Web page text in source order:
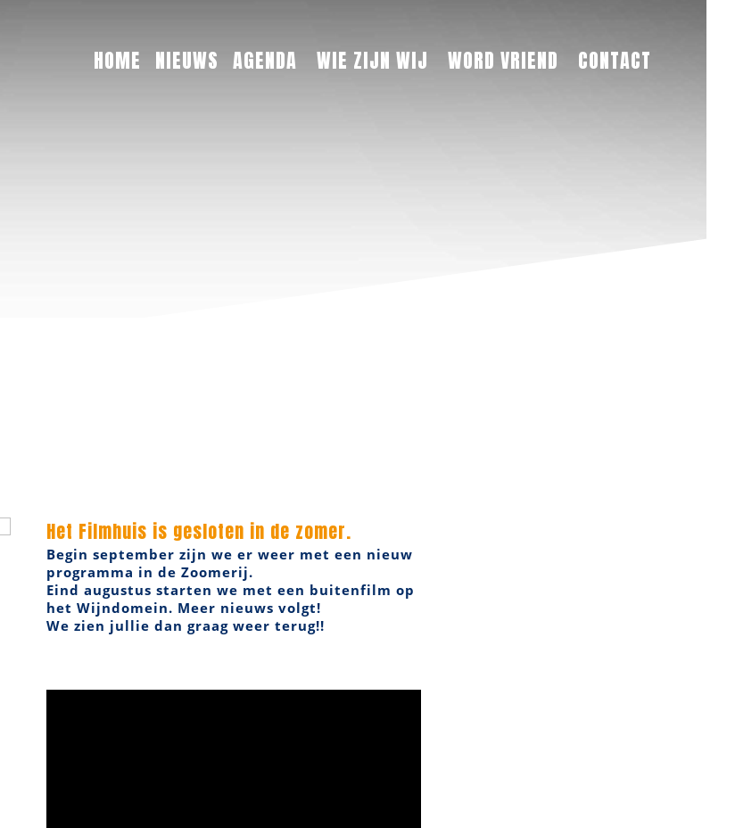
HOME NIEUWS AGENDA WIE ZIJN WIJ WORD VRIEND CONTACT
Het Filmhuis is gesloten in de zomer.
Begin september zijn we er weer met een nieuw
programma in de Zoomerij.
Eind augustus starten we met een buitenfilm op
het Wijndomein. Meer nieuws volgt!
We zien jullie dan graag weer terug!!